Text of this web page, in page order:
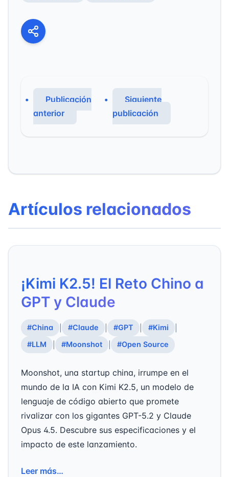
Publicación
anterior
Siguiente
publicación
Artículos relacionados
¡Kimi K2.5! El Reto Chino a
GPT y Claude
#China #Claude #GPT #Kimi
#LLM
#Moonshot #Open Source
Moonshot, una startup china, irrumpe en el
mundo de la IA con Kimi K2.5, un modelo de
lenguaje de código abierto que promete
rivalizar con los gigantes GPT-5.2 y Claude
Opus 4.5. Descubre sus especificaciones y el
impacto de este lanzamiento.
Leer más…